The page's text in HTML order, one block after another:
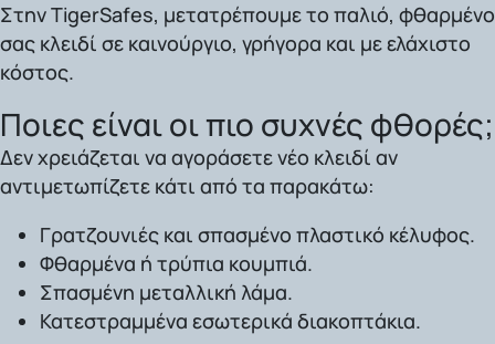
Στην TigerSafes, μετατρέπουμε το παλιό, φθαρμένο
σας κλειδί σε καινούργιο, γρήγορα και με ελάχιστο
κόστος.
Ποιες είναι οι πιο συχνές φθορές;
Δεν χρειάζεται να αγοράσετε νέο κλειδί αν
αντιμετωπίζετε κάτι από τα παρακάτω:
Γρατζουνιές και σπασμένο πλαστικό κέλυφος.
Φθαρμένα ή τρύπια κουμπιά.
Σπασμένη μεταλλική λάμα.
Κατεστραμμένα εσωτερικά διακοπτάκια.